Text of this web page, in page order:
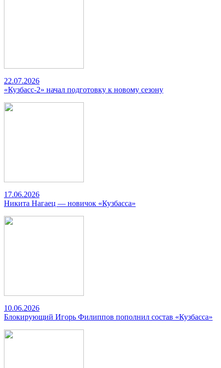
22.07.2026
«Кузбасс-2» начал подготовку к новому сезону
17.06.2026
Никита Нагаец — новичок «Кузбасса»
10.06.2026
Блокирующий Игорь Филиппов пополнил состав «Кузбасса»